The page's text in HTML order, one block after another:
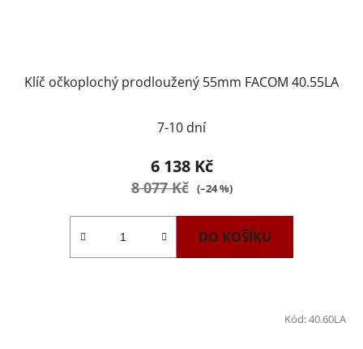
Klíč očkoplochý prodloužený 55mm FACOM 40.55LA
7-10 dní
6 138 Kč
8 077 Kč (–24 %)
DO KOŠÍKU
Kód:40.60LA